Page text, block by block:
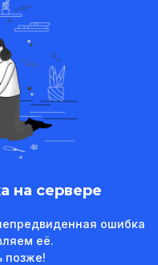
на сервере
ошибка
её.
позже!